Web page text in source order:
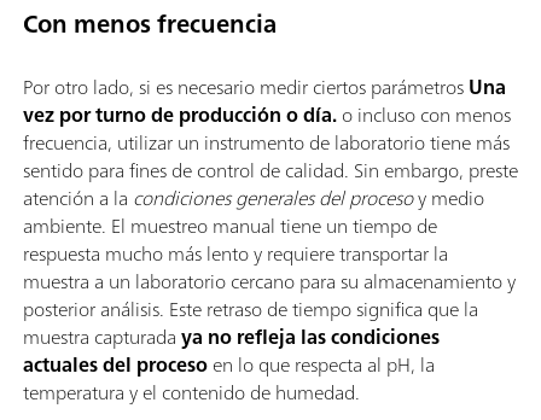
Con menos frecuencia
Por otro lado, si es necesario medir ciertos parámetrosUna
vez por turno de producción o día.o incluso con menos
frecuencia, utilizar un instrumento de laboratorio tiene más
sentido para fines de control de calidad. Sin embargo, preste
atención a la condiciones generales del procesoy medio
ambiente. El muestreo manual tiene un tiempo de
respuesta mucho más lento y requiere transportar la
muestra a un laboratorio cercano para su almacenamiento y
posterior análisis. Este retraso de tiempo significa que la
muestra capturadaya no refleja las condiciones
actuales del procesoen lo que respecta al pH, la
temperatura y el contenido de humedad.